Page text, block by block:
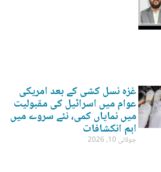
غزہ نسل کشی کے بعد امریکی
عوام میں اسرائیل کی مقبولیت
میں نمایاں کمی، نئے سروے میں
اہم انکشافات
جولائی 10, 2026